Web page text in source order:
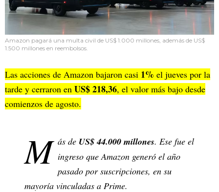
Amazon pagará una multa civil de US$ 1.000 millones, además de US$
1.500 millones en reembolsos.
Las acciones de Amazon bajaron casi 1% el jueves por la
tarde y cerraron en US$ 218,36, el valor más bajo desde
comienzos de agosto.
M ás de US$ 44.000 millones. Ese fue el
ingreso que Amazon generó el año
pasado por suscripciones, en su
mayoría vinculadas a Prime.